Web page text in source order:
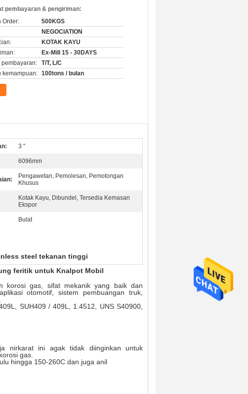
pembayaran & pengiriman:
Order:
500KGS
NEGOCIATION
KOTAK KAYU
Ex-Mill 15 - 30DAYS
pembayaran:
T/T, L/C
kemampuan: 100tons / bulan
3 "
6096mm
Pengawetan, Pemolesan, Pemotongan
Khusus
Kotak Kayu, Dibundel, Tersedia Kemasan
Ekspor
Bulat
steel tekanan tinggi
feritik untuk Knalpot Mobil
korosi gas, sifat mekanik yang baik dan
otomotif, sistem pembuangan truk,
SUH409 / 409L, 1.4512, UNS S40900,
nirkarat ini agak tidak diinginkan untuk
gas.
hingga 150-260C dan juga anil